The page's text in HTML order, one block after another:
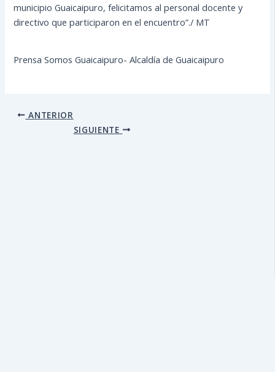
municipio Guaicaipuro, felicitamos al personal docente y
directivo que participaron en el encuentro”./ MT
Prensa Somos Guaicaipuro- Alcaldía de Guaicaipuro
ANTERIOR
SIGUIENTE